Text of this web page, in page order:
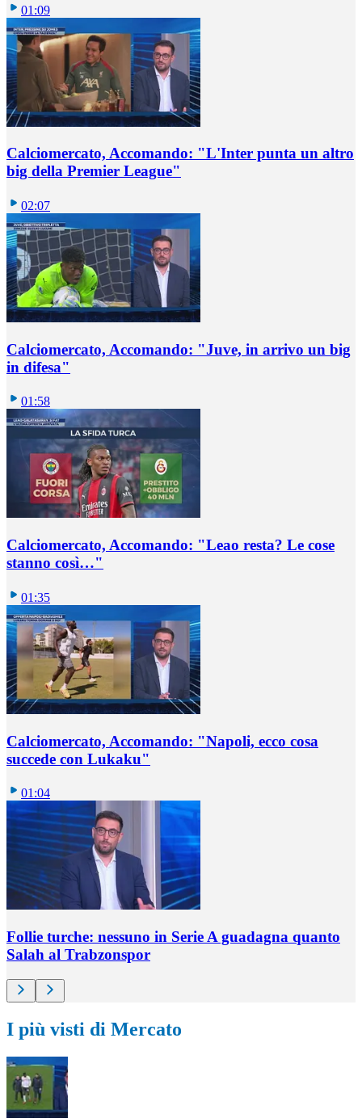
01:09
Calciomercato, Accomando: "L'Inter punta un altro
big della Premier League"
02:07
Calciomercato, Accomando: "Juve, in arrivo un big
in difesa"
01:58
Calciomercato, Accomando: "Leao resta? Le cose
stanno così…"
01:35
Calciomercato, Accomando: "Napoli, ecco cosa
succede con Lukaku"
01:04
Follie turche: nessuno in Serie A guadagna quanto
Salah al Trabzonspor
I più visti di Mercato